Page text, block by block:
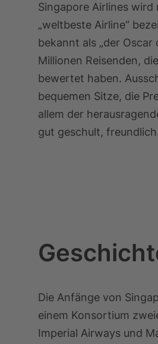
Singapore Airlines
„weltbeste Airline“
bekannt als „der
Millionen Reisenden,
bewertet haben.
bequemen Sitze, die
allem der
gut geschult,
Die Anfänge von
einem Konsortium
Imperial Airways und